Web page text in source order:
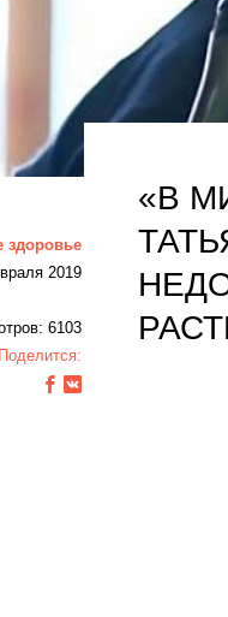
здоровье
2019
6103
Поделится:
«В